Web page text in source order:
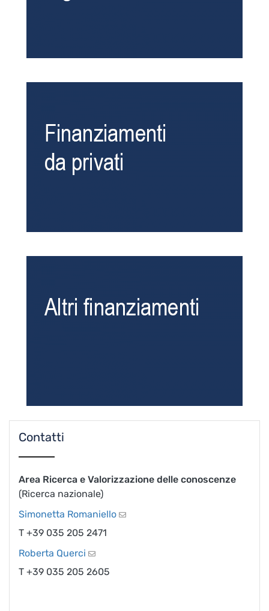
Contatti
Area Ricerca e Valorizzazione delle conoscenze
(Ricerca nazionale)
Simonetta Romaniello
T +39 035 205 2471
Roberta Querci
T +39 035 205 2605